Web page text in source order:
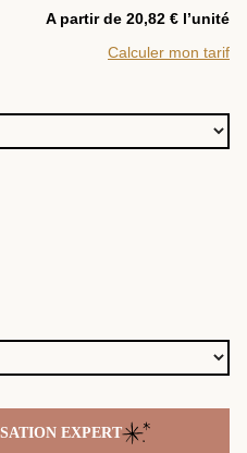
A partir de 20,82 € l’unité
Calculer mon tarif
EXPERT